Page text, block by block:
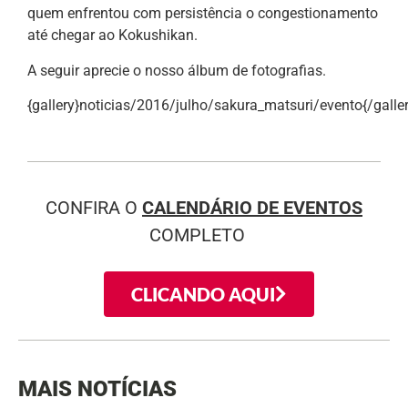
quem enfrentou com persistência o congestionamento
até chegar ao Kokushikan.
A seguir aprecie o nosso álbum de fotografias.
{gallery}noticias/2016/julho/sakura_matsuri/evento{/
CONFIRA O CALENDÁRIO DE EVENTOS
COMPLETO
CLICANDO AQUI
MAIS NOTÍCIAS